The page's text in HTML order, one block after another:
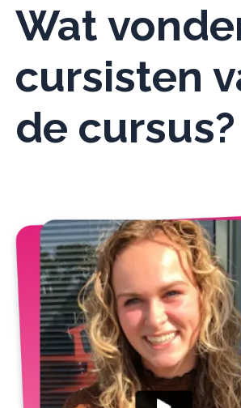
Wat
cursisten
de cursus?